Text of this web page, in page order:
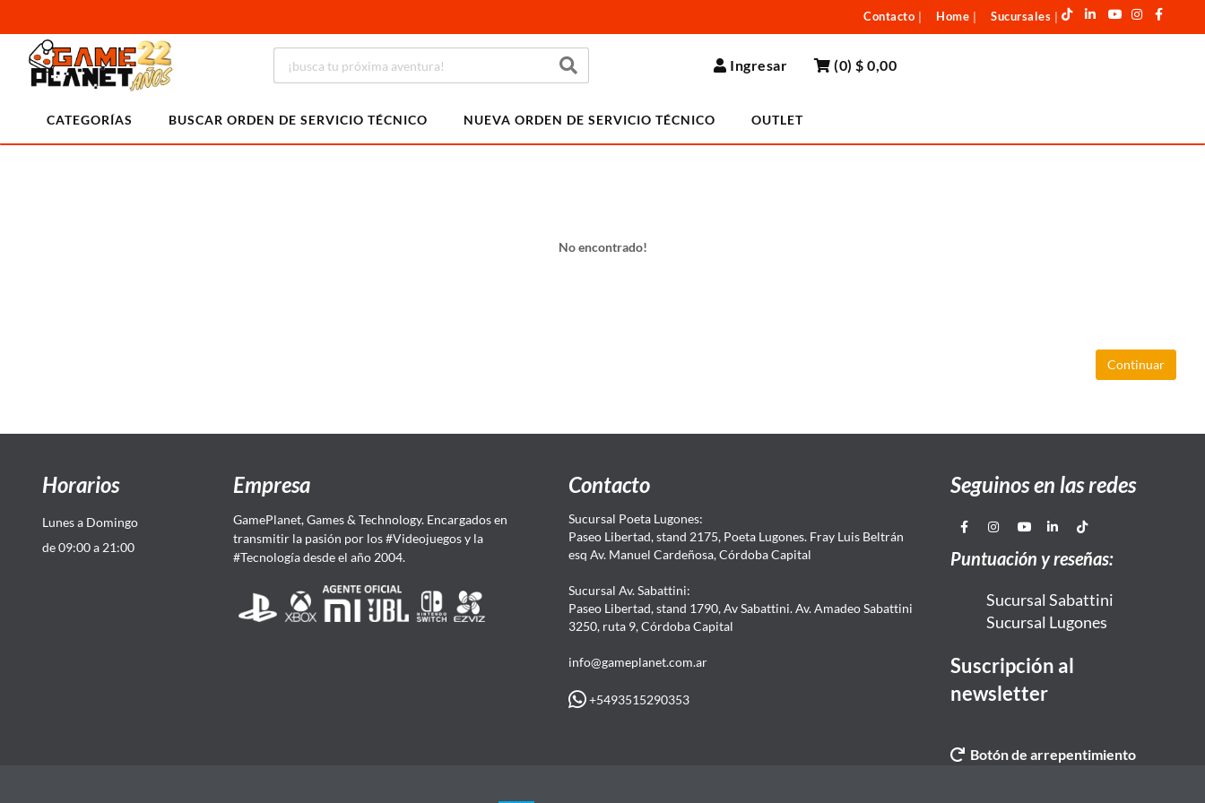
Contacto Home Sucursales
Ingresar (0)$ 0,00
CATEGORÍAS BUSCAR ORDEN DE SERVICIO TÉCNICO NUEVA ORDEN DE SERVICIO TÉCNICO OUTLET
No encontrado!
Continuar
Horarios
Lunes a Domingo
de 09:00 a 21:00
Empresa
GamePlanet, Games & Technology. Encargados en
transmitir la pasión por los #Videojuegos y la
#Tecnología desde el año 2004.
Contacto
Sucursal Poeta Lugones:
Paseo Libertad, stand 2175, Poeta Lugones. Fray Luis Beltrán
esq Av. Manuel Cardeñosa, Córdoba Capital
Sucursal Av. Sabattini:
Paseo Libertad, stand 1790, Av Sabattini. Av. Amadeo Sabattini
3250, ruta 9, Córdoba Capital
info@gameplanet.com.ar
+5493515290353
Seguinos en las redes
Puntuación y reseñas:
Sucursal Sabattini
Sucursal Lugones
Suscripción al
newsletter
Botón de arrepentimiento